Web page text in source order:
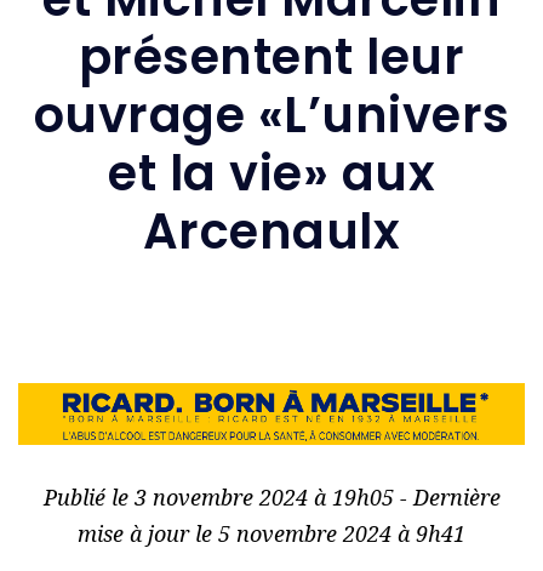
présentent leur
ouvrage «L’univers
et la vie» aux
Arcenaulx
Publié le 3 novembre 2024 à 19h05 - Dernière
mise à jour le 5 novembre 2024 à 9h41